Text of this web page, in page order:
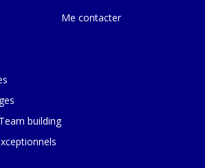
building
Me contacter